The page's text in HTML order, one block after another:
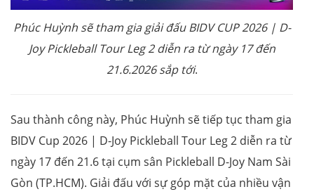
Phúc Huỳnh sẽ tham gia giải đấu BIDV CUP 2026 | D-
Joy Pickleball Tour Leg 2 diễn ra từ ngày 17đến
21.6.2026 sắp tới.
Sau thành công này, Phúc Huỳnh sẽ tiếp tục tham gia
BIDV Cup 2026 | D-Joy Pickleball Tour Leg 2 diễn ra từ
ngày 17 đến 21.6 tại cụm sân Pickleball D-Joy Nam Sài
Gòn (TP.HCM). Giải đấu với sự góp mặt của nhiều vận